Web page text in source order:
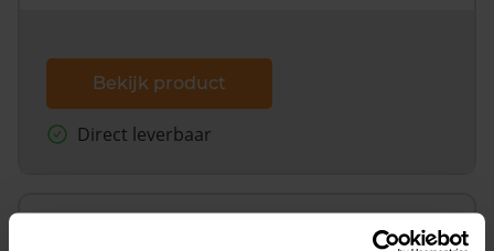
Bekijk product
Direct leverbaar
Koopsommenoverzicht (1 jaar gratis